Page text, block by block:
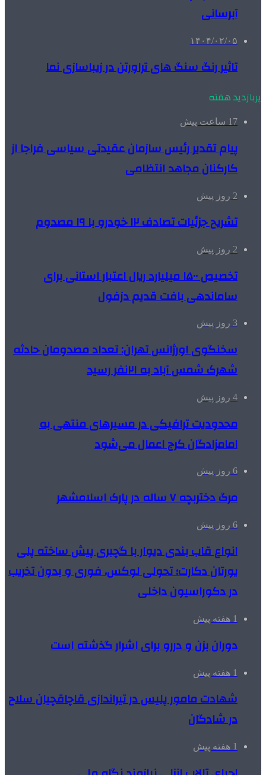
آبرسانی
۱۴۰۴/۰۲/۰۵
تاثیر رنگ سنگ های تراورتن در زیباسازی نما
پربازدید هفته
17 ساعت پیش
پیام تقدیر رئیس سازمان عقیدتی سیاسی فراجا از
کارکنان مجاهد انتظامی
2 روز پیش
تشریح جزئیات تصادف ۱۲ خودرو با ۱۹ مصدوم
2 روز پیش
تخصیص ۱۵۰۰ میلیارد ریال اعتبار استانی برای
ساماندهی بافت قدیم دزفول
3 روز پیش
سخنگوی اورژانس تهران: تعداد مصدومان حادثه
شهرک شمس آباد به ۲۱نفر رسید
4 روز پیش
محدودیت ترافیکی در مسیرهای منتهی به
امامزادگان کرج اعمال می‌شود
6 روز پیش
مرگ دختربچه ۷ ساله در پارک اسلامشهر
6 روز پیش
انواع قاب بندی دیوار با گچبری پیش ساخته پلی
یورتان دکارت؛ تحولی لوکس، فوری و بدون تخریب
در دکوراسیون داخلی
1 هفته پیش
دوران بزن و دررو برای اشرار گذشته است
1 هفته پیش
شهادت مامور پلیس در تیراندازی قاچاقچیان سلاح
در شادگان
1 هفته پیش